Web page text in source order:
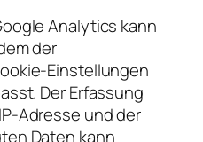
Analytics kann
der
Einstellungen
Der Erfassung
Adresse und der
Daten kann